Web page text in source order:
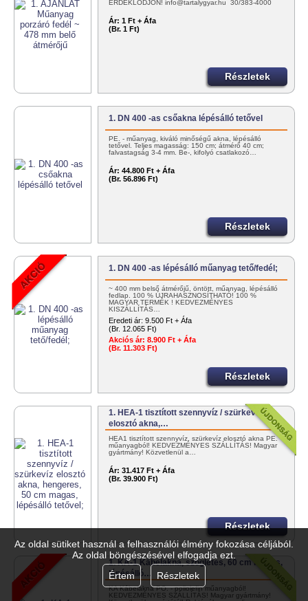
Az oldal sütiket használ a felhasználói élmény fokozása céljából.
Az oldal böngészésével elfogadja ezt.
Értem
Részletek
ÉRDEKLŐDJÖN! info@tartalygyar.hu 30/383-4000
Ár: 1 Ft + Áfa
(Br. 1 Ft)
Részletek
1. DN 400 -as csőakna lépésálló tetővel
PE. - műanyag, kiváló minőségű akna, lépésálló
tetővel. Teljes magasság: 150 cm; átmérő 40 cm;
falvastagság 3-4 mm. Be-, kifolyó csatlakozó…
Ár: 44.800 Ft + Áfa
(Br. 56.896 Ft)
Részletek
1. DN 400 -as lépésálló műanyag tető/fedél;
~ 400 mm belső átmérőjű, öntött, műanyag, lépésálló
fedlap. 100 % ÚJRAHASZNOSÍTHATÓ! 100 %
MAGYAR TERMÉK ! KEDVEZMÉNYES
KISZÁLLÍTÁS…
Eredeti ár: 9.500 Ft + Áfa
(Br. 12.065 Ft)
Akciós ár: 8.900 Ft + Áfa
(Br. 11.303 Ft)
Részletek
1. HEA-1 tisztított szennyvíz / szürkevíz
elosztó akna,…
HEA1 tisztított szennyvíz, szürkevíz elosztó akna PE.
műanyagból! KEDVEZMÉNYES SZÁLLÍTÁS! Magyar
gyártmány! Közvetlenül a…
Ár: 31.417 Ft + Áfa
(Br. 39.900 Ft)
Részletek
1. KA-1 Kábelakna, szögletes, 60 cm magas,
lépésálló…
KA Kábelakna PO. - poliolefin műanyagból!
KEDVEZMÉNYES SZÁLLÍTÁS! Magyar gyártmány!